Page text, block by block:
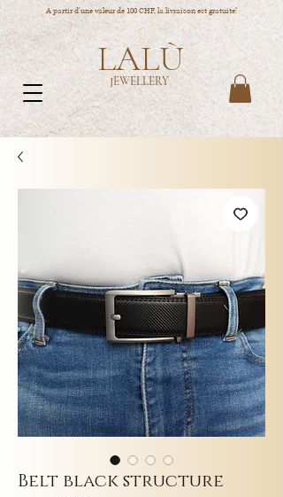
A partir d'une valeur de 100 CHF, la livraison est gratuite!
LALÙ
JEWELLERY
Belt black structure